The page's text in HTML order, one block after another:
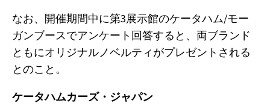
なお、開催期間中に第3展示館のケータハム/モー
ガンブースでアンケート回答すると、両ブランド
ともにオリジナルノベルティがプレゼントされる
とのこと。
ケータハムカーズ・ジャパン